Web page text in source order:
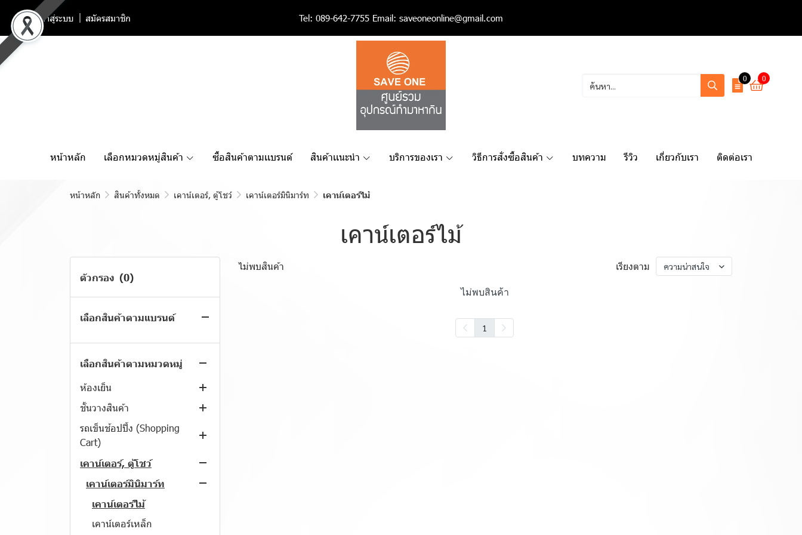
เข้าสู่ระบบ สมัครสมาชิก Tel: 089-642-7755 Email: saveoneonline@gmail.com
0 0
หน้าหลัก เลือกหมวดหมู่สินค้า ซื้อสินค้าตามเเบรนด์ สินค้าเเนะนำ บริการของเรา วิธีการสั่งซื้อสินค้า บทความ รีวิว เกี่ยวกับเรา ติดต่อเรา
หน้าหลัก สินค้าทั้งหมด เคาน์เตอร์, ตู้โชว์ เคาน์เตอร์มินิมาร์ท เคาน์เตอร์ไม้
เคาน์เตอร์ไม้
ตัวกรอง (0)
เลือกสินค้าตามแบรนด์
เลือกสินค้าตามหมวดหมู่
สินค้าลดราคาพิเศษ
สินค้าขายดี
ตู้เเช่
ตู้เเช่เครื่องดื่ม
เเบบ 1 ประตู
เเบบ 2 ประตู
แบบ 3 ประตู
ตู้แช่แข็ง
ตู้แช่แข็ง แบบฝาทึบ
ตู้แช่แข็ง แบบฝากระจกตรง
ตู้แช่แข็ง แบบฝากระจกโค้ง
ตู้แช่เค้ก
แบบตั้งบนเคาน์เตอร์
แบบทรงโค้ง
แบบทรงเหลี่ยม
แบบ Luxury (Hi-End)
ตู้แช่เบียร์วุ้น
เเบบทรงนอน
เเบบทรงยืน
ตู้แช่สแตนเลสทรงยืน
ตู้แช่สแตนเลสทรงนอน/ตู้
เตรียม
ตู้แช่ไวน์
ห้องเย็น
แบบ 2 ระบบ
แบบ แช่แข็ง
แบบ แช่เย็น
ชั้นวางสินค้า
ชั้นวางเอนกประสงค์
ชั้นวางสินค้า รุ่น S (Load 35
Kg.)
ชั้นวางสินค้า รุ่น M (Load 50
ชั้นวางสินค้า รุ่น L (Load 100
รถเข็นช้อปปิ้ง (Shopping
Cart)
รถเข็นช็อปปิ้ง มินิ ใส่ตะกร้า 2
รถเข็นช้อปปิ้ง ขนาด 60ลิตร
รถเข็นช้อปปิ้ง ขนาด 100ลิตร
เคาน์เตอร์, ตู้โชว์
เคาน์เตอร์มินิมาร์ท
เคาน์เตอร์ไม้
เคาน์เตอร์เหล็ก
ไม่พบสินค้า เรียงตาม ความน่าสนใจ
ไม่พบสินค้า
1